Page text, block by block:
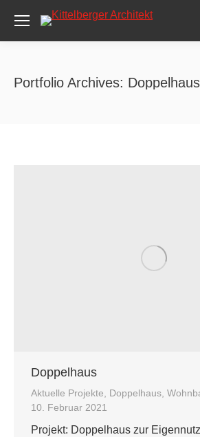
Portfolio Archives: Doppelhaus
Doppelhaus
Aktuelle Projekte, Doppelhaus,
10. Februar 2021
Projekt: Doppelhaus zur